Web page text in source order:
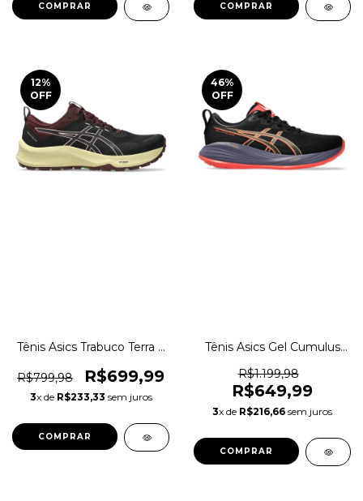
COMPRAR COMPRAR
12%
OFF
Tênis Asics Trabuco Terra 3
R$799,98
R$699,99
3x de R$233,33 sem juros
COMPRAR
46%
OFF
Tênis Asics Gel Cumulus
Original 1magnus
R$1.199,98
R$649,99
3x de R$216,66 sem juros
COMPRAR